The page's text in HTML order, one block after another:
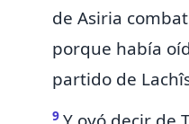
de Asiria
porque había
partido de
9